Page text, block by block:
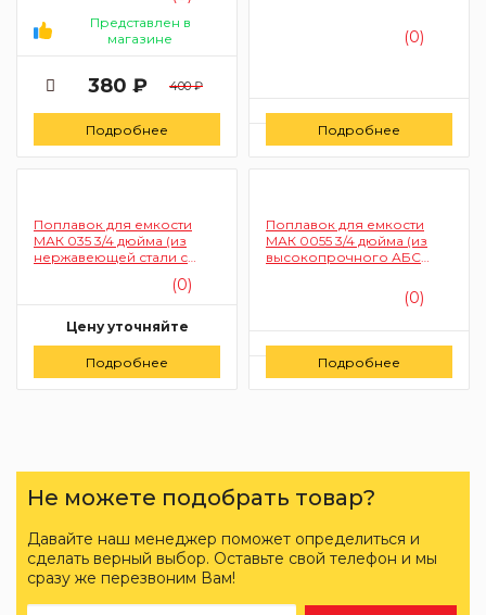
Представлен в
магазине
380 ₽ 400 ₽
Подробнее
(0)
Заказать
Подробнее
Поплавок для емкости
МАК 035 3/4 дюйма (из
нержавеющей стали с
(0)
Цену уточняйте
Заказать
Подробнее
Поплавок для емкости
МАК 0055 3/4 дюйма (из
высокопрочного АБС
(0)
Заказать
Подробнее
Не можете подобрать товар?
Давайте наш менеджер поможет определиться и
сделать верный выбор. Оставьте свой телефон и мы
сразу же перезвоним Вам!